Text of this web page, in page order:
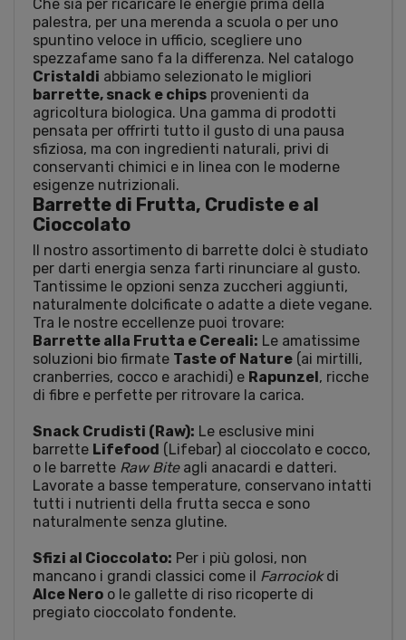
Che sia per ricaricare le energie prima della
palestra, per una merenda a scuola o per uno
spuntino veloce in ufficio, scegliere uno
spezzafame sano fa la differenza. Nel catalogo
Cristaldi abbiamo selezionato le migliori
barrette, snack e chips provenienti da
agricoltura biologica. Una gamma di prodotti
pensata per offrirti tutto il gusto di una pausa
sfiziosa, ma con ingredienti naturali, privi di
conservanti chimici e in linea con le moderne
esigenze nutrizionali.
Barrette di Frutta, Crudiste e al
Cioccolato
Il nostro assortimento di barrette dolci è studiato
per darti energia senza farti rinunciare al gusto.
Tantissime le opzioni senza zuccheri aggiunti,
naturalmente dolcificate o adatte a diete vegane.
Tra le nostre eccellenze puoi trovare:
Barrette alla Frutta e Cereali: Le amatissime
soluzioni bio firmate Taste of Nature (ai mirtilli,
cranberries, cocco e arachidi) e Rapunzel, ricche
di fibre e perfette per ritrovare la carica.
Snack Crudisti (Raw): Le esclusive mini
barrette Lifefood (Lifebar) al cioccolato e cocco,
o le barrette Raw Biteagli anacardi e datteri.
Lavorate a basse temperature, conservano intatti
tutti i nutrienti della frutta secca e sono
naturalmente senza glutine.
Sfizi al Cioccolato: Per i più golosi, non
mancano i grandi classici come il Farrociokdi
Alce Nero o le gallette di riso ricoperte di
pregiato cioccolato fondente.